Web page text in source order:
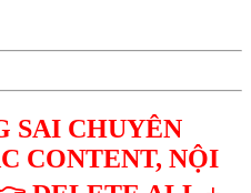
SAI CHUYÊN
CONTENT, NỘI